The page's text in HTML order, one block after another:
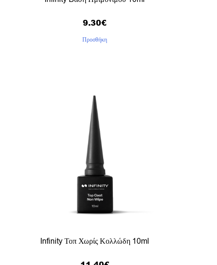
9.30€
Προσθήκη
Infinity Τοπ Χωρίς Κολλώδη 10ml